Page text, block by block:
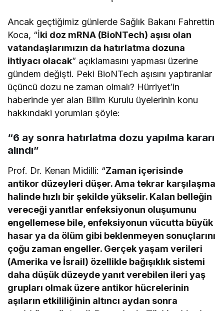
Ancak geçtiğimiz günlerde Sağlık Bakanı Fahrettin
Koca, “İki doz mRNA (BioNTech) aşısı olan
vatandaşlarımızın da hatırlatma dozuna
ihtiyacı olacak” açıklamasını yapması üzerine
gündem değişti. Peki BioNTech aşısını yaptıranlar
üçüncü dozu ne zaman olmalı? Hürriyet’in
haberinde yer alan Bilim Kurulu üyelerinin konu
hakkındaki yorumları şöyle:
“6 ay sonra hatırlatma dozu yapılma kararı
alındı”
Prof. Dr. Kenan Midilli: “Zaman içerisinde
antikor düzeyleri düşer. Ama tekrar karşılaşma
halinde hızlı bir şekilde yükselir. Kalan belleğin
vereceği yanıtlar enfeksiyonun oluşumunu
engellemese bile, enfeksiyonun vücutta büyük
hasar ya da ölüm gibi beklenmeyen sonuçlarını
çoğu zaman engeller. Gerçek yaşam verileri
(Amerika ve İsrail) özellikle bağışıklık sistemi
daha düşük düzeyde yanıt verebilen ileri yaş
grupları olmak üzere antikor hücrelerinin
aşıların etkililiğinin altıncı aydan sonra